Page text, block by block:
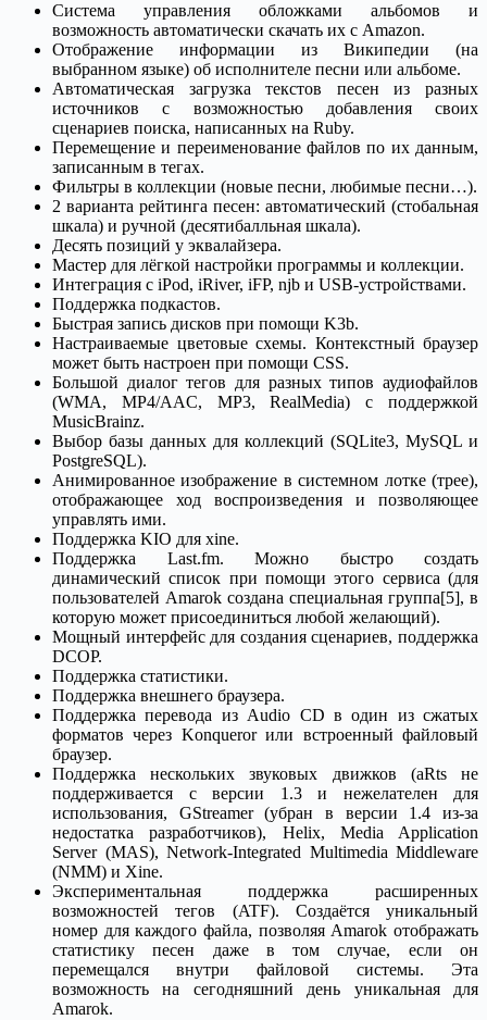
Система управления обложками альбомов и
возможность автоматически скачать их с Amazon.
Отображение информации из Википедии (на
выбранном языке) об исполнителе песни или альбоме.
Автоматическая загрузка текстов песен из разных
источников с возможностью добавления своих
сценариев поиска, написанных на Ruby.
Перемещение и переименование файлов по их данным,
записанным в тегах.
Фильтры в коллекции (новые песни, любимые песни…).
2 варианта рейтинга песен: автоматический (стобальная
шкала) и ручной (десятибалльная шкала).
Десять позиций у эквалайзера.
Мастер для лёгкой настройки программы и коллекции.
Интеграция с iPod, iRiver, iFP, njb и USB-устройствами.
Поддержка подкастов.
Быстрая запись дисков при помощи K3b.
Настраиваемые цветовые схемы. Контекстный браузер
может быть настроен при помощи CSS.
Большой диалог тегов для разных типов аудиофайлов
(WMA, MP4/AAC, MP3, RealMedia) c поддержкой
MusicBrainz.
Выбор базы данных для коллекций (SQLite3, MySQL и
PostgreSQL).
Анимированное изображение в системном лотке (трее),
отображающее ход воспроизведения и позволяющее
управлять ими.
Поддержка KIO для xine.
Поддержка Last.fm. Можно быстро создать
динамический список при помощи этого сервиса (для
пользователей Amarok создана специальная группа[5], в
которую может присоединиться любой желающий).
Мощный интерфейс для создания сценариев, поддержка
DCOP.
Поддержка статистики.
Поддержка внешнего браузера.
Поддержка перевода из Audio CD в один из сжатых
форматов через Konqueror или встроенный файловый
браузер.
Поддержка нескольких звуковых движков (aRts не
поддерживается с версии 1.3 и нежелателен для
использования, GStreamer (убран в версии 1.4 из-за
недостатка разработчиков), Helix, Media Application
Server (MAS), Network-Integrated Multimedia Middleware
(NMM) и Xine.
Экспериментальная поддержка расширенных
возможностей тегов (ATF). Создаётся уникальный
номер для каждого файла, позволяя Amarok отображать
статистику песен даже в том случае, если он
перемещался внутри файловой системы. Эта
возможность на сегодняшний день уникальная для
Amarok.